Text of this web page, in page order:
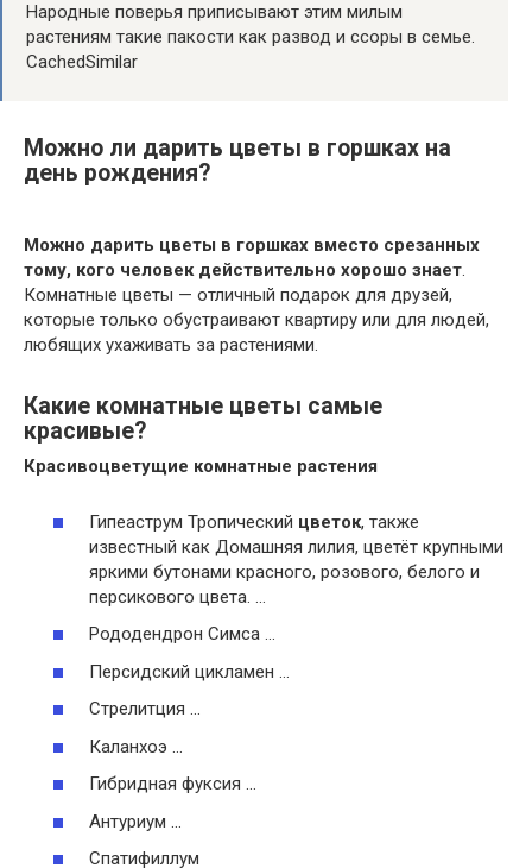
Народные поверья приписывают этим милым
растениям такие пакости как развод и ссоры в семье.
CachedSimilar
Можно ли дарить цветы в горшках на
день рождения?
Можно дарить цветы в горшках вместо срезанных
тому, кого человек действительно хорошо знает.
Комнатные цветы — отличный подарок для друзей,
которые только обустраивают квартиру или для людей,
любящих ухаживать за растениями.
Какие комнатные цветы самые
красивые?
Красивоцветущие комнатные растения
Гипеаструм Тропический цветок, также
известный как Домашняя лилия, цветёт крупными
яркими бутонами красного, розового, белого и
персикового цвета. …
Рододендрон Симса …
Персидский цикламен …
Стрелитция …
Каланхоэ …
Гибридная фуксия …
Антуриум …
Спатифиллум